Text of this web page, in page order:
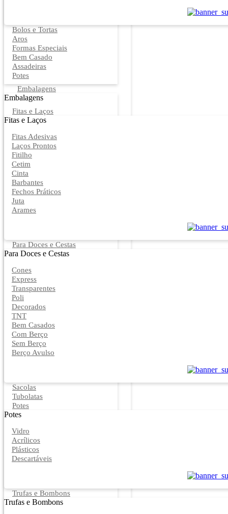
Bolos e Tortas
Aros
Formas Especiais
Bem Casado
Assadeiras
Potes
Embalagens
Embalagens
Fitas e Laços
Fitas e Laços
Fitas Adesivas
Laços Prontos
Fitilho
Cetim
Cinta
Barbantes
Fechos Práticos
Juta
Arames
Para Doces e Cestas
Para Doces e Cestas
Cones
Express
Transparentes
Poli
Decorados
TNT
Bem Casados
Com Berço
Sem Berço
Berço Avulso
Sacolas
Tubolatas
Potes
Potes
Vidro
Acrílicos
Plásticos
Descartáveis
Trufas e Bombons
Trufas e Bombons